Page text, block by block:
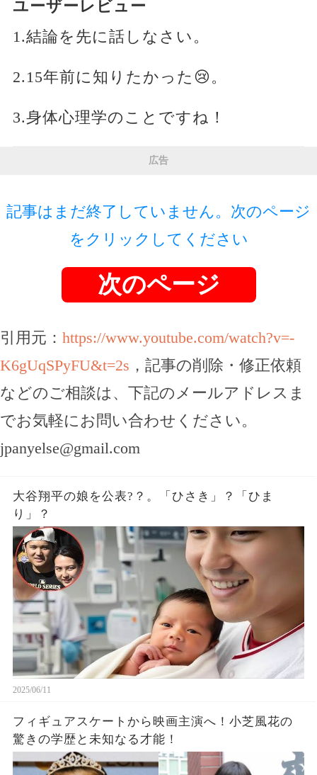
ユーザーレビュー
1.結論を先に話しなさい。
2.15年前に知りたかった😢。
3.身体心理学のことですね！
広告
記事はまだ終了していません。次のページ
をクリックしてください
次のページ
引用元： https://www.youtube.com/watch?v=-
K6gUqSPyFU&t=2s ，記事の削除・修正依頼
などのご相談は、下記のメールアドレスま
でお気軽にお問い合わせください。
jpanyelse@gmail.com
大谷翔平の娘を公表?？。「ひさき」？「ひま
り」？
2025/06/11
フィギュアスケートから映画主演へ！小芝風花の
驚きの学歴と未知なる才能！